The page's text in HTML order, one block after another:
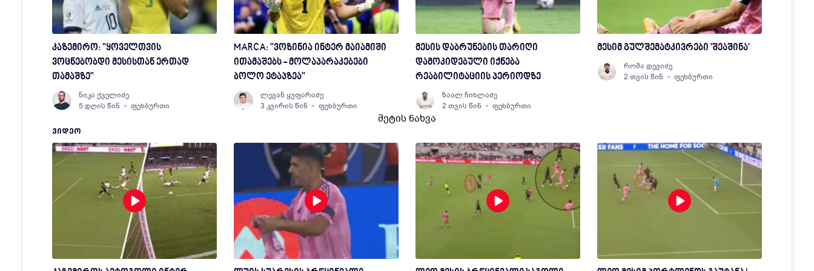
კაზემირო: "ყოველთვის
ვოცნებობდი მესისთან ერთად
თამაშზე"
ნიკა ქველიძე
5 დღის წინ
ფეხბურთი
MARCA: "ვოზინია ინტერ მაიამიში
ითამაშებს - მოლაპარაკებები
ბოლო ეტაპზეა"
ლევან ყუფარაძე
3 კვირის წინ
ფეხბურთი
მესის დაბრუნების თარიღი
დამოკიდებული იქნება
რეაბილიტაციის პერიოდზე
ზაალ ჩიხლაძე
2 თვის წინ
ფეხბურთი
მესიმ გულშემატკივრები 'შეაშინა'
რომა დევიძე
2 თვის წინ
ფეხბურთი
მეტის ნახვა
ᲕᲘᲓᲔᲝ